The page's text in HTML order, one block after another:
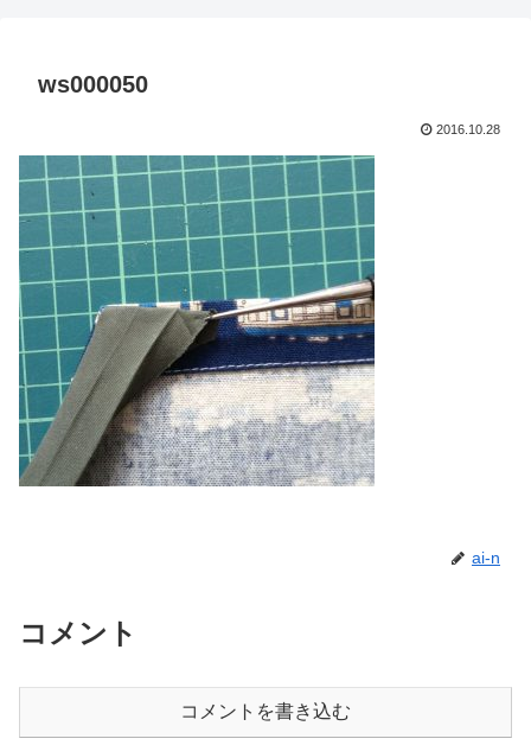
ws000050
2016.10.28
ai-n
コメント
コメントを書き込む